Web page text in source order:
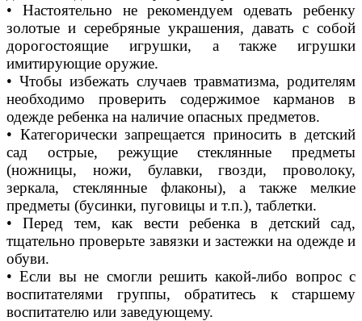
• Настоятельно не рекомендуем одевать ребенку
золотые и серебряные украшения, давать с собой
дорогостоящие игрушки, а также игрушки
имитирующие оружие.
• Чтобы избежать случаев травматизма, родителям
необходимо проверить содержимое карманов в
одежде ребенка на наличие опасных предметов.
• Категорически запрещается приносить в детский
сад острые, режущие стеклянные предметы
(ножницы, ножи, булавки, гвозди, проволоку,
зеркала, стеклянные флаконы), а также мелкие
предметы (бусинки, пуговицы и т.п.), таблетки.
• Перед тем, как вести ребенка в детский сад,
тщательно проверьте завязки и застежки на одежде и
обуви.
• Если вы не смогли решить какой-либо вопрос с
воспитателями группы, обратитесь к старшему
воспитателю или заведующему.